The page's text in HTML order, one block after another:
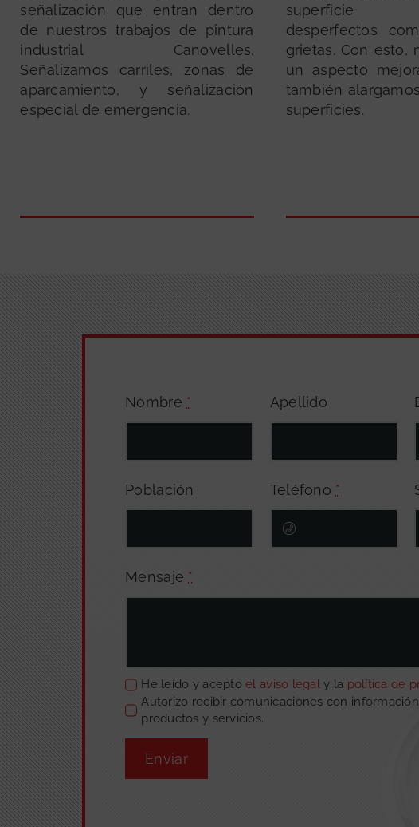
señalización que entran dentro
de nuestros trabajos de pintura
industrial Canovelles.
Señalizamos carriles, zonas de
aparcamiento, y señalización
especial de emergencia.
superficie
desperfectos
grietas. Con esto,
un aspecto
también
superficies.
Nombre * Apellido
Población Teléfono *
Mensaje *
He leído y aceptoel aviso legaly la política de
Autorizo recibir comunicaciones con
productos y servicios.
Enviar